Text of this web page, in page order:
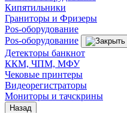
Кипятильники
Граниторы и Фризеры
Pos-оборудование
Pos-оборудование
Детекторы банкнот
ККМ, ЧПМ, МФУ
Чековые принтеры
Видеорегистраторы
Мониторы и тачскрины
Назад